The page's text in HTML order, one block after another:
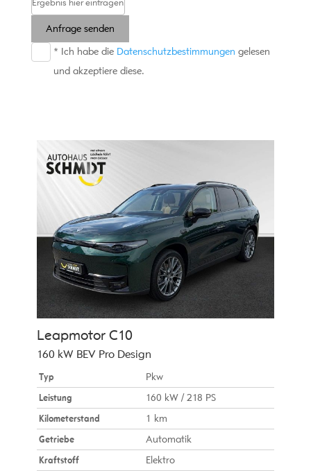
Anfrage senden
* Ich habe die Datenschutzbestimmungen gelesen
und akzeptiere diese.
Leapmotor C10
160 kW BEV Pro Design
Typ
Pkw
Leistung
160 kW / 218 PS
Kilometerstand
1 km
Getriebe
Automatik
Kraftstoff
Elektro